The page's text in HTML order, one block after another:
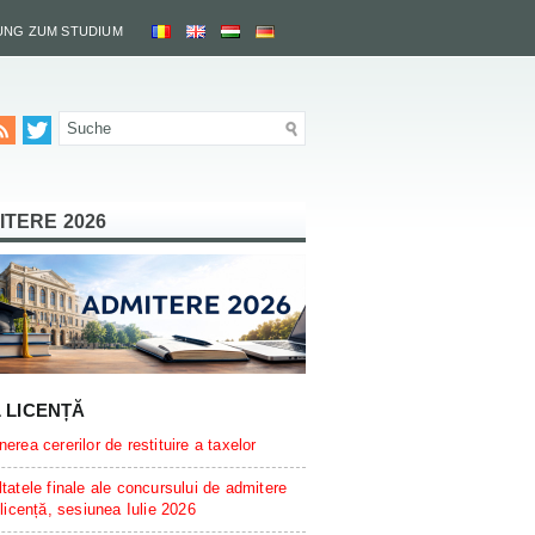
ZUM STUDIUM
2026
LICENȚĂ
cererilor de restituire a taxelor
finale ale concursului de admitere
sesiunea Iulie 2026